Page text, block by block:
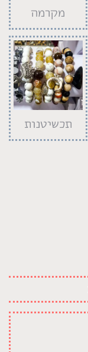
מקרמה
תכשיטנות